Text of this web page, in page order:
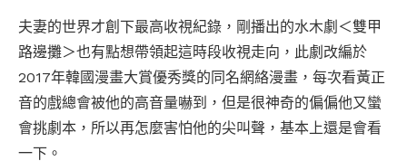
夫妻的世界才創下最高收視紀錄，剛播出的水木劇＜雙甲
路邊攤＞也有點想帶領起這時段收視走向，此劇改編於
2017年韓國漫畫大賞優秀獎的同名網絡漫畫，每次看黃正
音的戲總會被他的高音量嚇到，但是很神奇的偏偏他又蠻
會挑劇本，所以再怎麼害怕他的尖叫聲，基本上還是會看
一下。